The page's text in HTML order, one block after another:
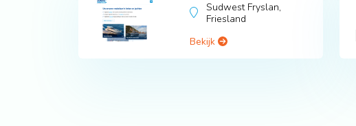
Sudwest Fryslan,
Friesland
Bekijk